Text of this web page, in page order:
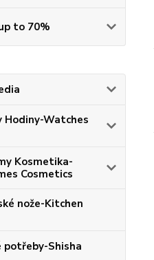
to 70%
Hodiny-Watches
Kosmetika-
Cosmetics
nože-Kitchen
potřeby-Shisha